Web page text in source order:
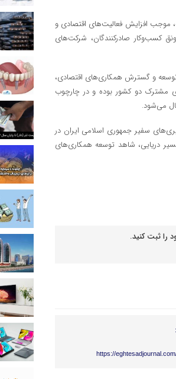
موجب افزایش فعالیت‌های اقتصادی و
کسب‌وکار صادرکنندگان، شرکت‌های
توسعه و گسترش همکاری‌های اقتصادی،
مشترک دو کشور بوده و در چارچوب
می‌شود.
سفیر جمهوری اسلامی ایران در
مسیر دریایی، شاهد توسعه همکاری‌های
را ثبت کنید.
https://